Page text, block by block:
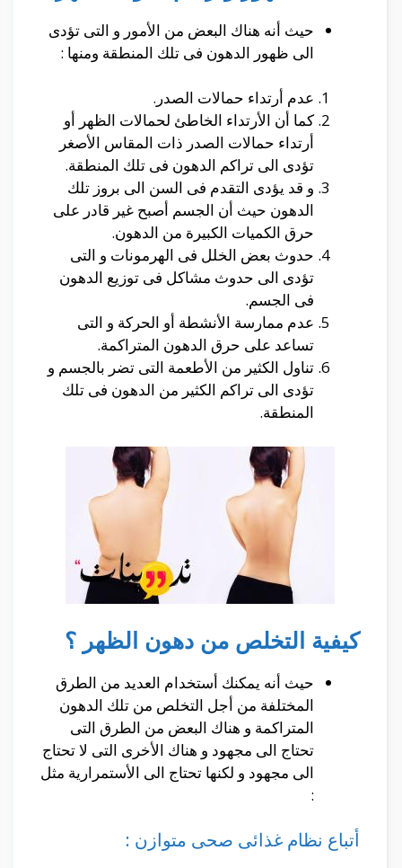
حيث أنه هناك البعض من الأمور و التى تؤدى
الى ظهور الدهون فى تلك المنطقة ومنها :
عدم أرتداء حمالات الصدر.
كما أن الأرتداء الخاطئ لحمالات الظهر أو
أرتداء حمالات الصدر ذات المقاس الأصغر
تؤدى الى تراكم الدهون فى تلك المنطقة.
و قد يؤدى التقدم فى السن الى بروز تلك
الدهون حيث أن الجسم أصبح غير قادر على
حرق الكميات الكبيرة من الدهون.
حدوث بعض الخلل فى الهرمونات و التى
تؤدى الى حدوث مشاكل فى توزيع الدهون
فى الجسم.
عدم ممارسة الأنشطة أو الحركة و التى
تساعد على حرق الدهون المتراكمة.
تناول الكثير من الأطعمة التى تضر بالجسم و
تؤدى الى تراكم الكثير من الدهون فى تلك
المنطقة.
كيفية التخلص من دهون الظهر ؟
حيث أنه يمكنك أستخدام العديد من الطرق
المختلفة من أجل التخلص من تلك الدهون
المتراكمة و هناك البعض من الطرق التى
تحتاج الى مجهود و هناك الأخرى التى لا تحتاج
الى مجهود و لكنها تحتاج الى الأستمرارية مثل
:
أتباع نظام غذائى صحى متوازن :